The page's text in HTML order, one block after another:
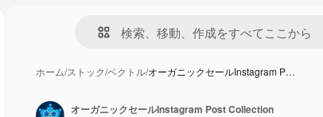
ホーム/ストック/ベクトル/オーガニックセールInstagram P…
オーガニックセールInstagram Post Collection